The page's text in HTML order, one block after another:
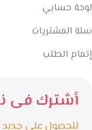
لوحة حسابي
سلة المشتريات
إتمام الطلب
أشترك فى
للحصول على جديد